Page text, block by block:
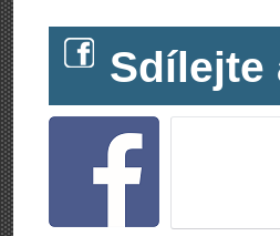
Sdílejte